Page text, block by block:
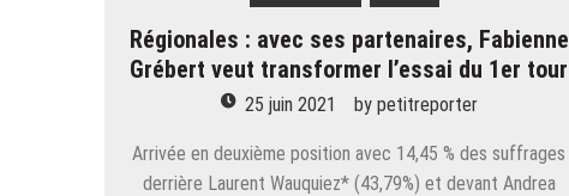
Régionales : avec ses partenaires, Fabienne
Grébert veut transformer l’essai du 1er tour
25 juin 2021 by petitreporter
Arrivée en deuxième position avec 14,45 % des suffrages
derrière Laurent Wauquiez* (43,79%) et devant Andrea